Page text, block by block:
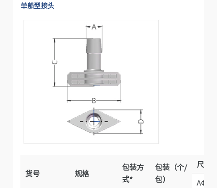
单船型接头
货号 规格
包装方
式*
包装（个/
包）
尺寸
AΦ